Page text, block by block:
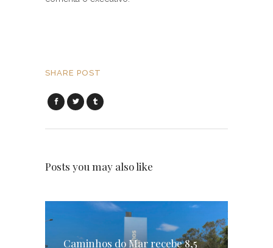
SHARE POST
Posts you may also like
Caminhos do Mar recebe 8,5